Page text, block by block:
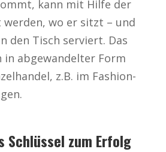
kann mit Hilfe der
werden, wo er sitzt – und
den Tisch serviert. Das
in abgewandelter Form
z.B. im Fashion-
zum Erfolg